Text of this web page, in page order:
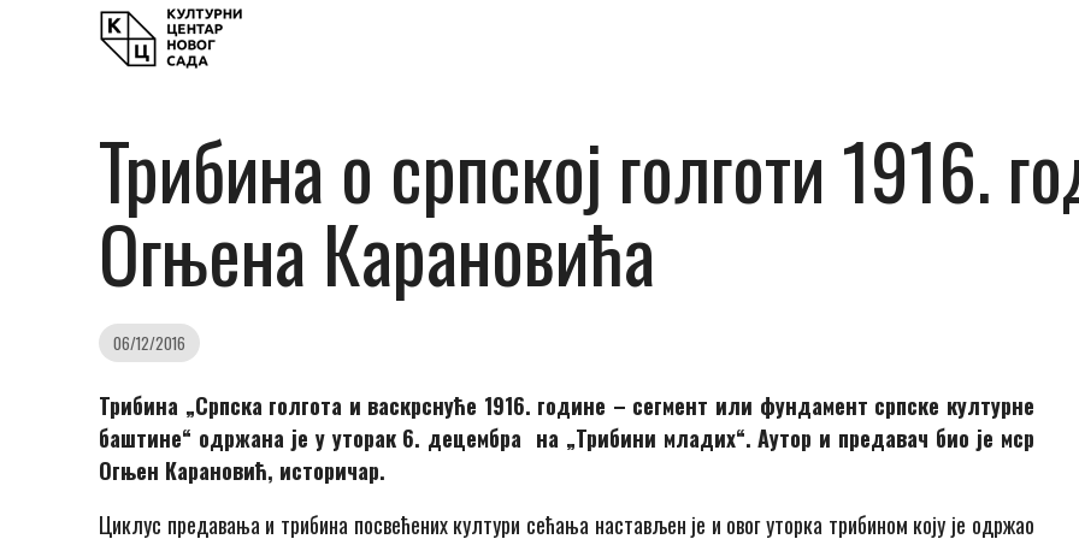
Трибина о српској голготи 1916.
Огњена Карановића
06/12/2016
Трибина „Српска голгота и васкрснуће 1916. године – сегмент или фундамент српске културне
баштине“ одржана je у уторак 6. децембра на „Трибини младих“. Аутор и предавач био је мср
Огњен Карановић, историчар.
Циклус предавања и трибина посвећених култури сећања настављен је и овог уторка трибином коју је одржао